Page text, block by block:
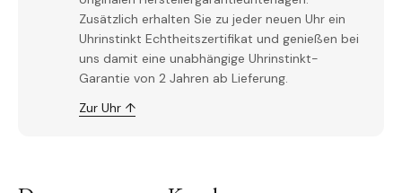
Zusätzlich erhalten Sie zu jeder neuen Uhr ein
Uhrinstinkt Echtheitszertifikat und genießen bei
uns damit eine unabhängige Uhrinstinkt-
Garantie von 2 Jahren ab Lieferung.
Zur Uhr ↑